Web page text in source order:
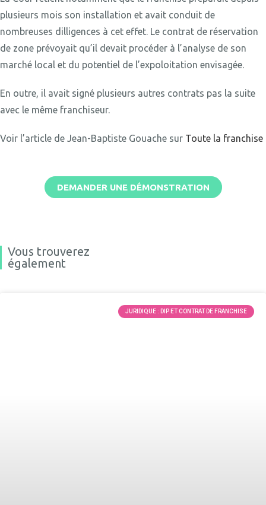
plusieurs mois son installation et avait conduit de
nombreuses dilligences à cet effet. Le contrat de réservation
de zone prévoyait qu’il devait procéder à l’analyse de son
marché local et du potentiel de l’expoloitation envisagée.
En outre, il avait signé plusieurs autres contrats pas la suite
avec le même franchiseur.
Voir l’article de Jean-Baptiste Gouache sur Toute la franchise
DEMANDER UNE DÉMONSTRATION
Vous trouverez
également
JURIDIQUE : DIP ET CONTRAT DE FRANCHISE